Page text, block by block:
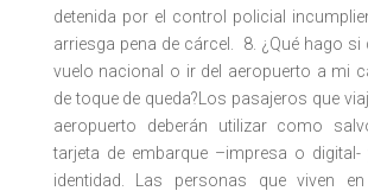
detenida por el control policial
arriesga pena de cárcel. 8. ¿Qué hago
vuelo nacional o ir del aeropuerto a mi
de toque de queda?Los pasajeros que
aeropuerto deberán utilizar como
tarjeta de embarque –impresa o
identidad. Las personas que viven